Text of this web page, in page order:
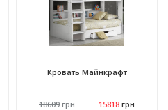
Кровать Майнкрафт
18609 грн 15818 грн